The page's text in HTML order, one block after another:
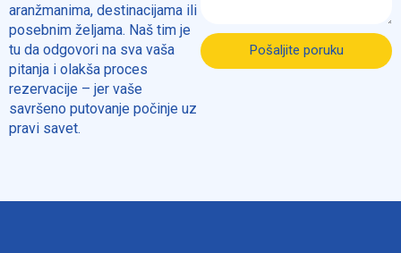
aranžmanima, destinacijama ili
posebnim željama. Naš tim je
tu da odgovori na sva vaša
pitanja i olakša proces
rezervacije – jer vaše
savršeno putovanje počinje uz
pravi savet.
Pošaljite poruku